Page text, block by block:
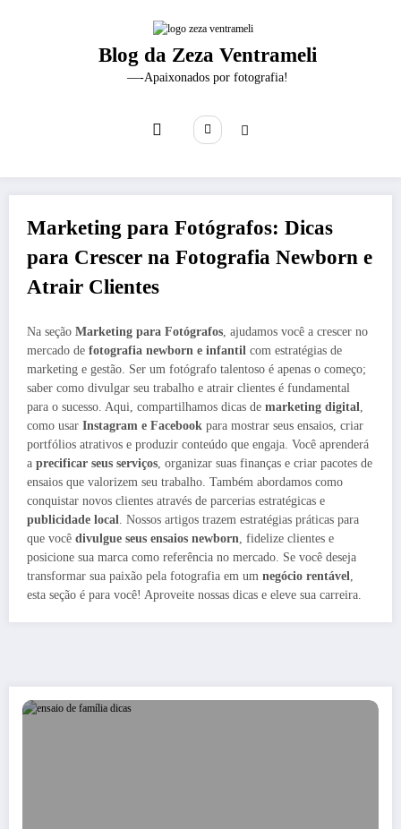
Blog da Zeza Ventrameli
—-Apaixonados por fotografia!
Marketing para Fotógrafos: Dicas
para Crescer na Fotografia Newborn e
Atrair Clientes
Na seção Marketing para Fotógrafos , ajudamos você a crescer no
mercado de fotografia newborn e infantil com estratégias de
marketing e gestão. Ser um fotógrafo talentoso é apenas o começo;
saber como divulgar seu trabalho e atrair clientes é fundamental
para o sucesso. Aqui, compartilhamos dicas de marketing digital
como usar Instagram e Facebook para mostrar seus ensaios, criar
portfólios atrativos e produzir conteúdo que engaja. Você aprenderá
a precificar seus serviços , organizar suas finanças e criar pacotes de
ensaios que valorizem seu trabalho. Também abordamos como
conquistar novos clientes através de parcerias estratégicas e
publicidade local . Nossos artigos trazem estratégias práticas para
que você divulgue seus ensaios newborn , fidelize clientes e
posicione sua marca como referência no mercado. Se você deseja
transformar sua paixão pela fotografia em um negócio rentável
esta seção é para você! Aproveite nossas dicas e eleve sua carreira.